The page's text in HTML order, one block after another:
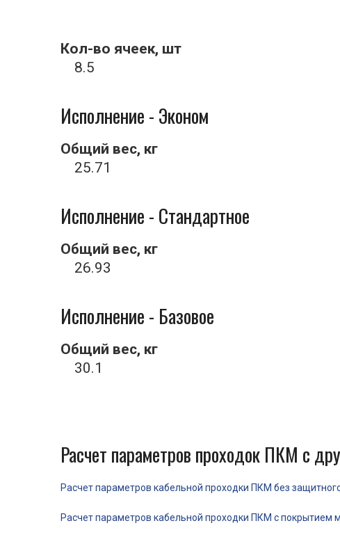
Кол-во ячеек, шт
8.5
Исполнение - Эконом
Общий вес, кг
25.71
Исполнение - Стандартное
Общий вес, кг
26.93
Исполнение - Базовое
Общий вес, кг
30.1
Расчет параметров проходок ПКМ с
Расчет параметров кабельной проходки ПКМ без
Расчет параметров кабельной проходки ПКМ с покрытием